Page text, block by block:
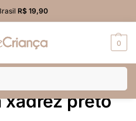
R$ 19,90
0
“camisa flanela xadrez preto”
xadrez preto